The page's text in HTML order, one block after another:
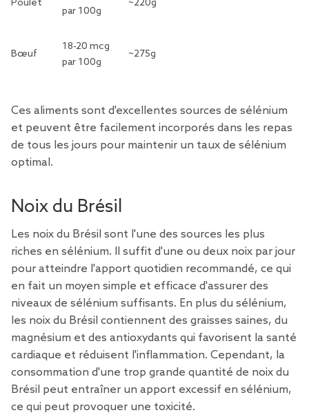
Poulet
par 100g
~220g
Bœuf
18-20 mcg
par 100g
~275g
Ces aliments sont d'excellentes sources de sélénium
et peuvent être facilement incorporés dans les repas
de tous les jours pour maintenir un taux de sélénium
optimal.
Noix du Brésil
Les noix du Brésil sont l'une des sources les plus
riches en sélénium. Il suffit d'une ou deux noix par jour
pour atteindre l'apport quotidien recommandé, ce qui
en fait un moyen simple et efficace d'assurer des
niveaux de sélénium suffisants. En plus du sélénium,
les noix du Brésil contiennent des graisses saines, du
magnésium et des antioxydants qui favorisent la santé
cardiaque et réduisent l'inflammation. Cependant, la
consommation d'une trop grande quantité de noix du
Brésil peut entraîner un apport excessif en sélénium,
ce qui peut provoquer une toxicité.